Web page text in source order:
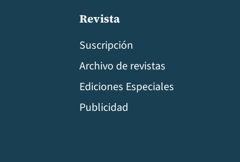
Revista
Suscripción
Archivo de revistas
Ediciones Especiales
Publicidad